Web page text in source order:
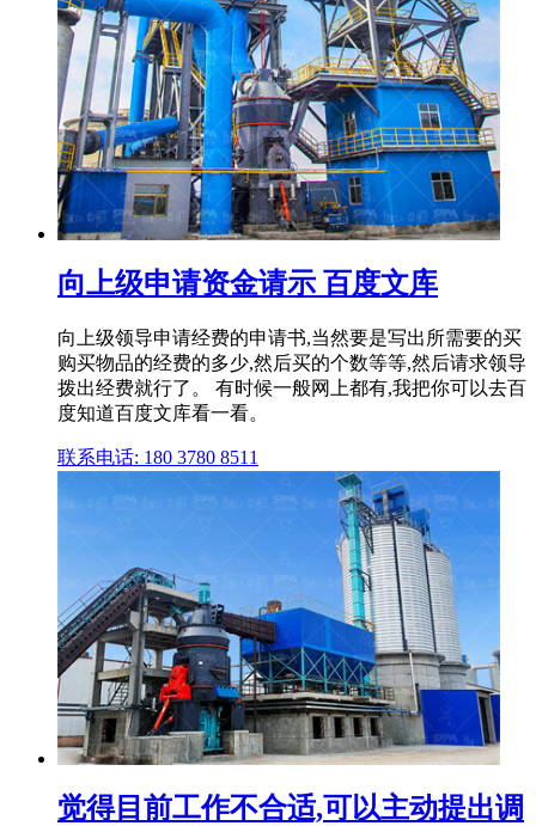
向上级申请资金请示 百度文库
向上级领导申请经费的申请书,当然要是写出所需要的买
购买物品的经费的多少,然后买的个数等等,然后请求领导
拨出经费就行了。 有时候一般网上都有,我把你可以去百
度知道百度文库看一看。
联系电话: 180 3780 8511
觉得目前工作不合适,可以主动提出调